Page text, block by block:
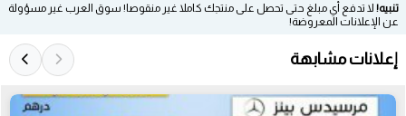
تنبيه! لا تدفع أي مبلغ حتى تحصل على منتجك كاملا غير منقوصا! سوق العرب غير مسؤولة
عن الإعلانات المعروضة!
إعلانات مشابهة